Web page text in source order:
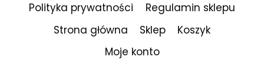
Polityka prywatności
Regulamin sklepu
Strona główna
Sklep
Koszyk
Moje konto